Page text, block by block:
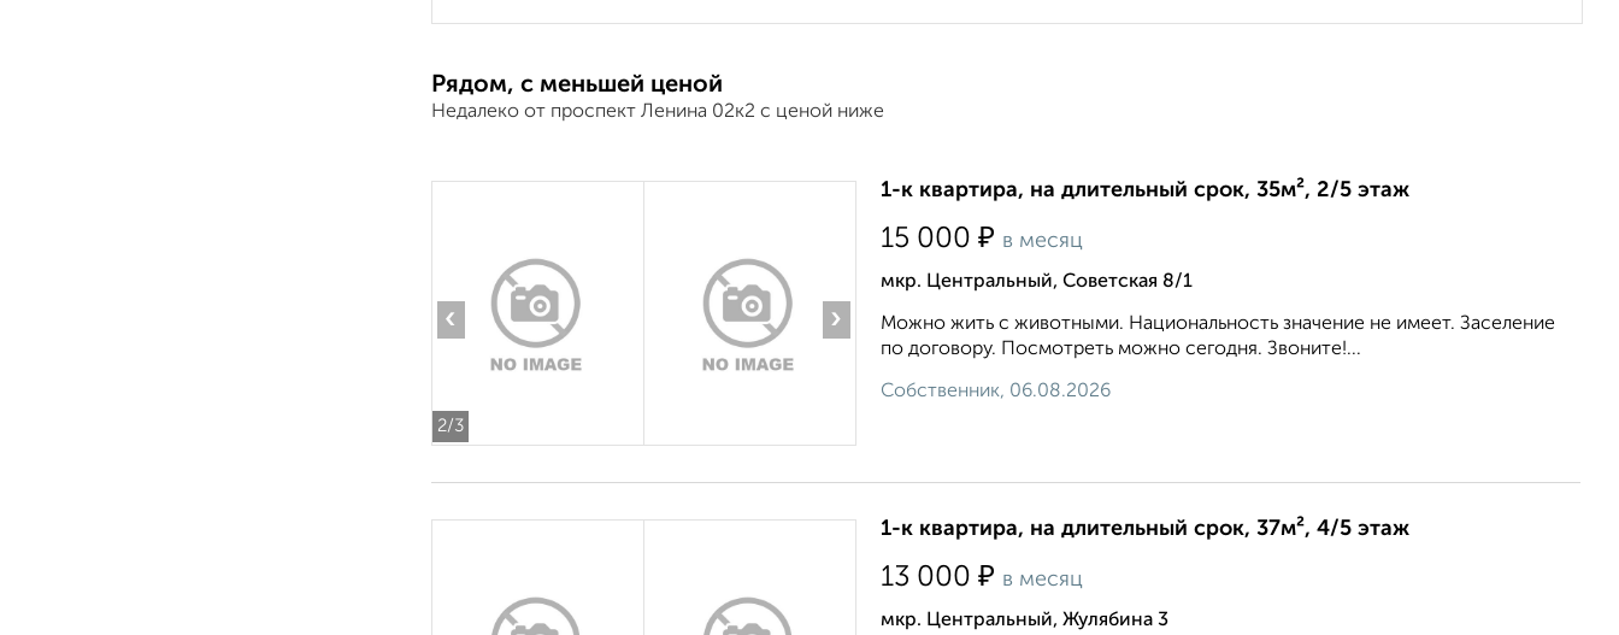
Рядом, с меньшей ценой
Недалеко от проспект Ленина 02к2 с ценой ниже
2/3
‹ ›
1-к квартира, на длительный срок, 35м², 2/5 этаж
15 000 ₽ в месяц
мкр. Центральный, Советская 8/1
Можно жить с животными. Национальность значение не имеет. Заселение
по договору. Посмотреть можно сегодня. Звоните!...
Собственник, 06.08.2026
1-к квартира, на длительный срок, 37м², 4/5 этаж
13 000 ₽ в месяц
мкр. Центральный, Жулябина 3